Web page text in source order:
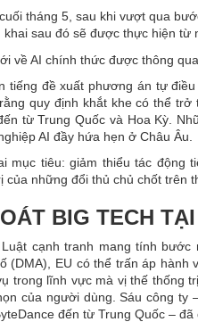
tháng 5, sau khi vượt qua
sau đó sẽ được thực hiện từ
tiếng đề xuất phương án tự
quy định khắt khe có thể
từ Trung Quốc và Hoa Kỳ.
AI đầy hứa hẹn ở Châu Âu.
mục tiêu: giảm thiểu tác động
những đổi thủ chủ chốt trên
BIG TECH
cạnh tranh mang tính bước
(DMA), EU có thể trấn áp hành
trong lĩnh vực mà vị thế thống
của người dùng. Sáu công
đến từ Trung Quốc –